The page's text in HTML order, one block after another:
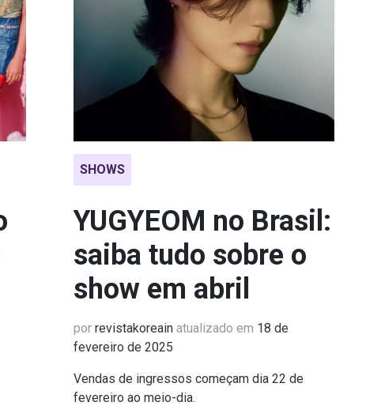
SHOWS
YUGYEOM no Brasil:
saiba tudo sobre o
show em abril
por revistakoreain atualizado em 18 de
fevereiro de 2025
Vendas de ingressos começam dia 22 de
fevereiro ao meio-dia.